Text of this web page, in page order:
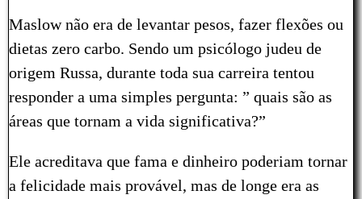
Maslow não era de levantar pesos, fazer flexões ou
dietas zero carbo. Sendo um psicólogo judeu de
origem Russa, durante toda sua carreira tentou
responder a uma simples pergunta: ” quais são as
áreas que tornam a vida significativa?”
Ele acreditava que fama e dinheiro poderiam tornar
a felicidade mais provável, mas de longe era as